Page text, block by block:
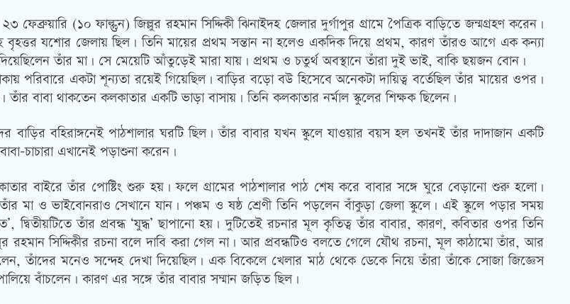
ফেব্রুয়ারি (১০ ফাল্গুন) জিল্লুর রহমান সিদ্দিকী ঝিনাইদহ জেলার দুর্গাপুর গ্রামে পৈত্রিক বাড়িতে জন্মগ্রহণ করেন।
বৃহত্তর যশোর জেলায় ছিল। তিনি মায়ের প্রথম সন্তান না হলেও একদিক দিয়ে প্রথম, কারণ তাঁরও আগে এক কন্যা
তাঁর মা। সে মেয়েটি আঁতুড়েই মারা যায়। প্রথম ও চতুর্থ অবস্থানে তাঁরা দুই ভাই, বাকি ছয়জন বোন।
পরিবারে একটা শূন্যতা রয়েই গিয়েছিল। বাড়ির বড়ো বউ হিসেবে অনেকটা দায়িত্ব বর্তেছিল তাঁর মায়ের ওপর।
বাবা থাকতেন কলকাতার একটি ভাড়া বাসায়। তিনি কলকাতার নর্মাল স্কুলের শিক্ষক ছিলেন।
বাড়ির বহিরাঙ্গনেই পাঠশালার ঘরটি ছিল। তাঁর বাবার যখন স্কুলে যাওয়ার বয়স হল তখনই তাঁর দাদাজান একটি
চাচারা এখানেই পড়াশুনা করেন।
বাইরে তাঁর পোষ্টিং শুরু হয়। ফলে গ্রামের পাঠশালার পাঠ শেষ করে বাবার সঙ্গে ঘুরে বেড়ানো শুরু হলো।
তাঁর মা ও ভাইবোনরাও সেখানে যান। পঞ্চম ও ষষ্ঠ শ্রেণী তিনি পড়লেন বাঁকুড়া জেলা স্কুলে। এই স্কুলে পড়ার সময়
দ্বিতীয়টিতে তাঁর প্রবন্ধ ‘যুদ্ধ’ ছাপানো হয়। দুটিতেই রচনার মূল কৃতিত্ব তাঁর বাবার, কারণ, কবিতার ওপর তিনি
রহমান সিদ্দিকীর রচনা বলে দাবি করা গেল না। আর প্রবন্ধটিও বলতে গেলে যৌথ রচনা, মূল কাঠামো তাঁর, আর
তাঁদের মনেও সন্দেহ দেখা দিয়েছিল। এক বিকেলে খেলার মাঠ থেকে ডেকে নিয়ে তাঁরা তাঁকে সোজা জিজ্ঞেস
বাঁচলেন। কারণ এর সঙ্গে তাঁর বাবার সম্মান জড়িত ছিল।